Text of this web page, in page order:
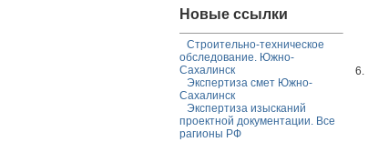
Новые ссылки
Строительно-техническое
обследование. Южно-
Сахалинск
Экспертиза смет Южно-
Сахалинск
Экспертиза изысканий
проектной документации. Все
рагионы РФ
6.